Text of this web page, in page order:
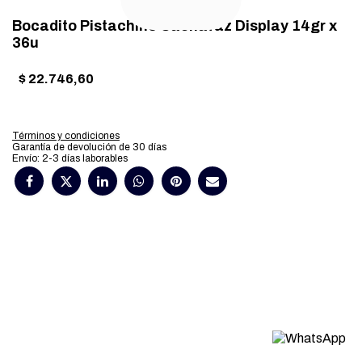
Bocadito Pistachino Cachafaz Display 14gr x
36u
$ 22.746,60
Términos y condiciones
Garantía de devolución de 30 días
Envío: 2-3 días laborables